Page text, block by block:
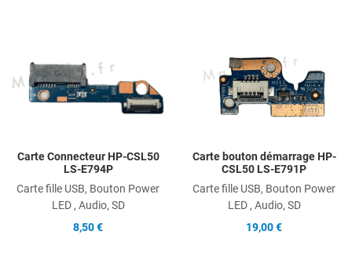
Add to Compare
Quick View
Carte Connecteur HP-CSL50
LS-E794P
Carte fille USB, Bouton Power
LED , Audio, SD
8,50 €
Carte bouton démarrage HP-
CSL50 LS-E791P
Carte fille USB, Bouton Power
LED , Audio, SD
19,00 €